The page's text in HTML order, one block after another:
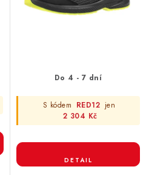
Do 4 - 7 dní
S kódem RED12 jen
2 304 Kč